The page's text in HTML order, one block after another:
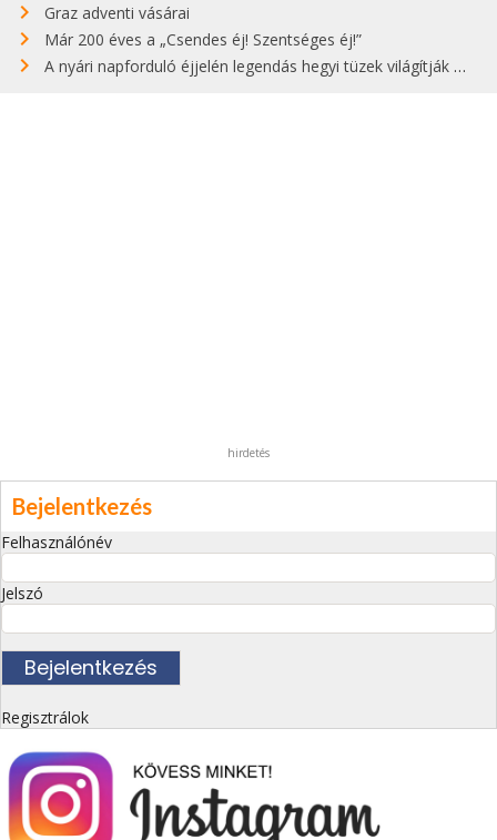
Graz adventi vásárai
Már 200 éves a „Csendes éj! Szentséges éj!”
A nyári napforduló éjjelén legendás hegyi tüzek világítják meg Zugspitzét
hirdetés
Bejelentkezés
Felhasználónév
Jelszó
Regisztrálok